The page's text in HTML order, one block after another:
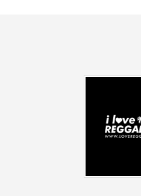
großen Außenbereich mit
Menge
▂ GROßER